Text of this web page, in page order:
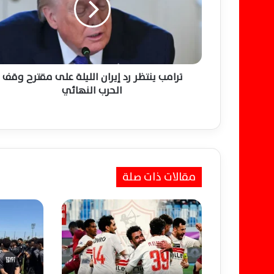
ظ
ي
ا
ن
ل
ل
ي
ل
ة
ع
ل
ترامب ينتظر رد إيران الليلة على مقترح وقف
الحرب النهائي
مقالات ذات صلة